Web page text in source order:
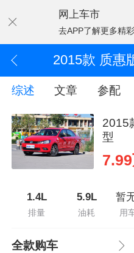
网上车市
去APP了解更多精
综述 文章 参配
2015
型
1.4L
排量
5.9L
油耗
暂
用
全款购车